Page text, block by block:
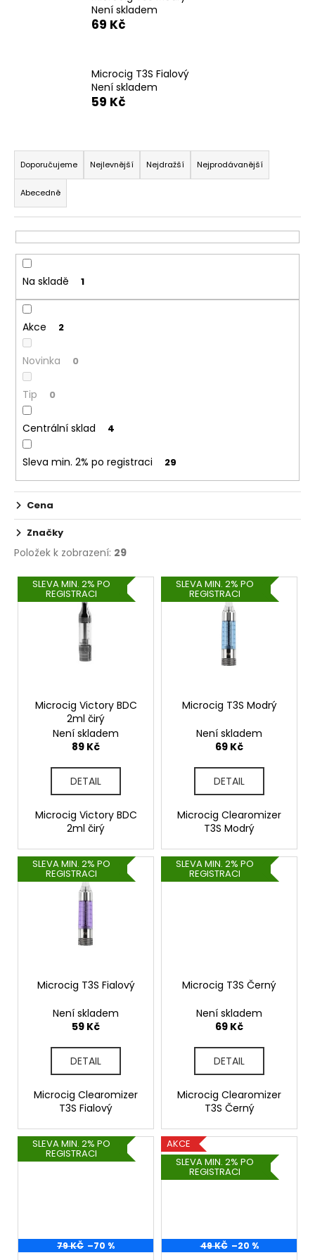
Není skladem
69 Kč
Microcig T3S Fialový
Není skladem
59 Kč
Ř
a
z
e
n
í
p
o
d
u
k
ů
Doporučujeme Nejlevnější Nejdražší Nejprodávanější
Abecedně
Na skladě 1
Akce 2
Novinka 0
Tip 0
Centrální sklad 4
Sleva min. 2% po registraci 29
Cena
Značky
Položek k zobrazení: 29
V
ý
SLEVA MIN. 2% PO
REGISTRACI
Microcig Victory BDC
2ml čirý
Není skladem
89 Kč
DETAIL
Microcig Victory BDC
2ml čirý
SLEVA MIN. 2% PO
REGISTRACI
Microcig T3S Modrý
Není skladem
69 Kč
DETAIL
Microcig Clearomizer
T3S Modrý
SLEVA MIN. 2% PO
REGISTRACI
Microcig T3S Fialový
Není skladem
59 Kč
DETAIL
Microcig Clearomizer
T3S Fialový
SLEVA MIN. 2% PO
REGISTRACI
Microcig T3S Černý
Není skladem
69 Kč
DETAIL
Microcig Clearomizer
T3S Černý
SLEVA MIN. 2% PO
REGISTRACI
79 KČ –70 %
AKCE
SLEVA MIN. 2% PO
REGISTRACI
49 KČ –20 %
HLEDAT
o
p
o
u
u
m
INNOKIN
Z-
COIL
OHM
-
ŽHAVÍCÍ
HLAVA
69
Kč